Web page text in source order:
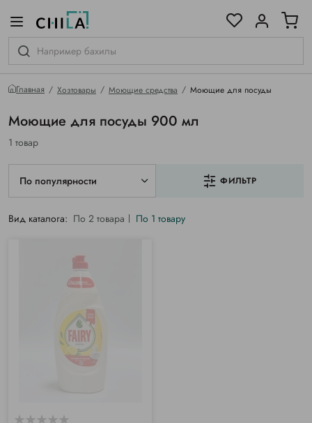
Главная Хозтовары Моющие средства Моющие для посуды
Моющие для посуды 900 мл
1 товар
По популярности ФИЛЬТР
Вид каталога: По 2 товара По 1 товару
гамме